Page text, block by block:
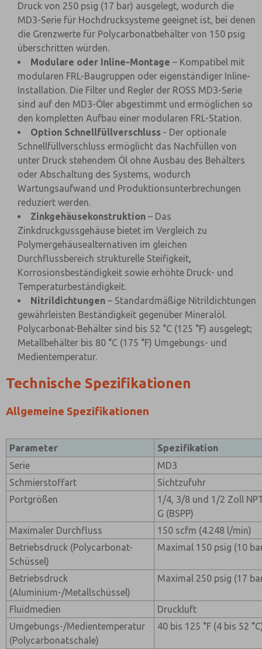
Druck von 250 psig (17 bar) ausgelegt, wodurch die
MD3-Serie für Hochdrucksysteme geeignet ist, bei denen
die Grenzwerte für Polycarbonatbehälter von 150 psig
überschritten würden.
Modulare oder Inline-Montage – Kompatibel mit
modularen FRL-Baugruppen oder eigenständiger Inline-
Installation. Die Filter und Regler der ROSS MD3-Serie
sind auf den MD3-Öler abgestimmt und ermöglichen so
den kompletten Aufbau einer modularen FRL-Station.
Option Schnellfüllverschluss - Der optionale
Schnellfüllverschluss ermöglicht das Nachfüllen von
unter Druck stehendem Öl ohne Ausbau des Behälters
oder Abschaltung des Systems, wodurch
Wartungsaufwand und Produktionsunterbrechungen
reduziert werden.
Zinkgehäusekonstruktion – Das
Zinkdruckgussgehäuse bietet im Vergleich zu
Polymergehäusealternativen im gleichen
Durchflussbereich strukturelle Steifigkeit,
Korrosionsbeständigkeit sowie erhöhte Druck- und
Temperaturbeständigkeit.
Nitrildichtungen – Standardmäßige Nitrildichtungen
gewährleisten Beständigkeit gegenüber Mineralöl.
Polycarbonat-Behälter sind bis 52 °C (125 °F) ausgelegt;
Metallbehälter bis 80 °C (175 °F) Umgebungs- und
Medientemperatur.
Technische Spezifikationen
Allgemeine Spezifikationen
Parameter
Spezifikation
Serie
MD3
Schmierstoffart
Sichtzufuhr
Portgrößen
1/4, 3/8 und 1/2 Zoll
G (BSPP)
Maximaler Durchfluss
150 scfm (4.248 l/min)
Betriebsdruck (Polycarbonat-
Schüssel)
Maximal 150 psig (10
Betriebsdruck
(Aluminium-/Metallschüssel)
Maximal 250 psig (17
Fluidmedien
Druckluft
Umgebungs-/Medientemperatur
(Polycarbonatschale)
40 bis 125 °F (4 bis 52